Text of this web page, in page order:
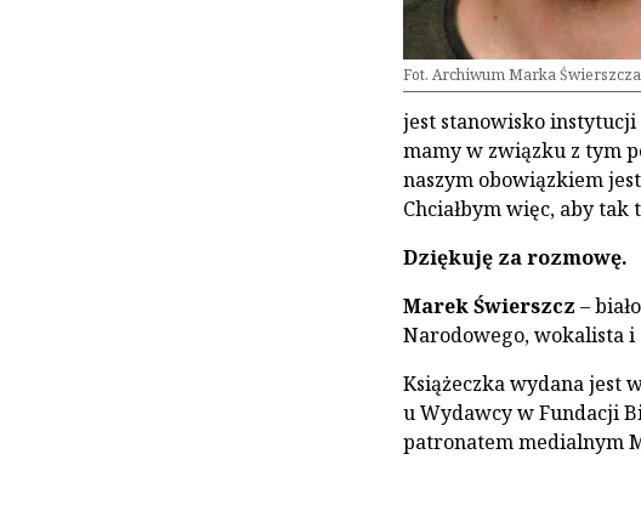
Fot. Archiwum Marka Świerszcza
jest stanowisko instytucji
mamy w związku z tym
naszym obowiązkiem
Chciałbym więc, aby tak
Dziękuję za rozmowę.
Marek Świerszcz –
Narodowego, wokalista
Książeczka wydana jest
u Wydawcy w Fundacji
patronatem medialnym